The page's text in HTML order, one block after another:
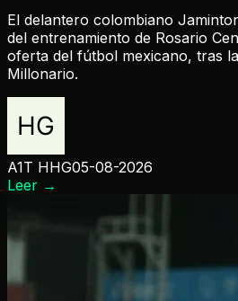
El delantero colombiano
del entrenamiento de Rosario
oferta del fútbol mexicano, tras
Millonario.
A1T HHG05-08-2026
Leer →